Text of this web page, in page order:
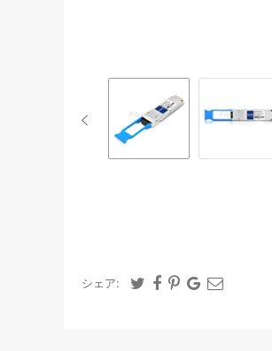
シェア: